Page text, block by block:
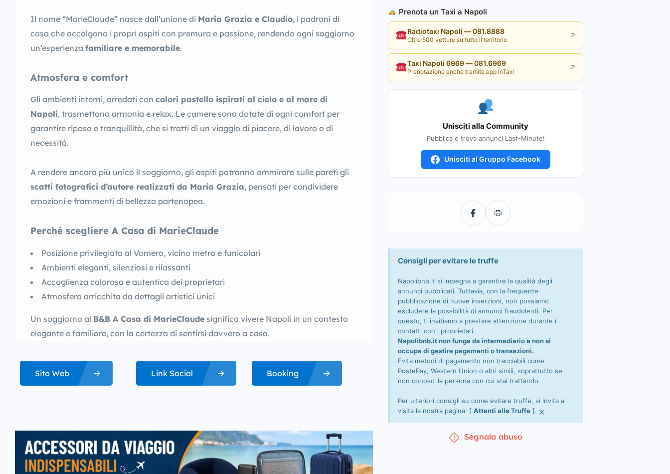
Il nome “MarieClaude” nasce dall’unione di Maria Grazia e Claudio, i padroni di
casa che accolgono i propri ospiti con premura e passione, rendendo ogni soggiorno
un’esperienza familiare e memorabile.
Atmosfera e comfort
Gli ambienti interni, arredati con colori pastello ispirati al cielo e al mare di
Napoli, trasmettono armonia e relax. Le camere sono dotate di ogni comfort per
garantire riposo e tranquillità, che si tratti di un viaggio di piacere, di lavoro o di
necessità.
A rendere ancora più unico il soggiorno, gli ospiti potranno ammirare sulle pareti gli
scatti fotografici d’autore realizzati da Maria Grazia, pensati per condividere
emozioni e frammenti di bellezza partenopea.
Perché scegliere A Casa di MarieClaude
Posizione privilegiata al Vomero, vicino metro e funicolari
Ambienti eleganti, silenziosi e rilassanti
Accoglienza calorosa e autentica dei proprietari
Atmosfera arricchita da dettagli artistici unici
Un soggiorno al B&B A Casa di MarieClaude significa vivere Napoli in un contesto
elegante e familiare, con la certezza di sentirsi davvero a casa.
Sito Web Link Social Booking
Prenota un Taxi a Napoli
Radiotaxi Napoli — 081.8888
Oltre 500 vetture su tutto il territorio ↗
Taxi Napoli 6969 — 081.6969
Prenotazione anche tramite app InTaxi ↗
Unisciti alla Community
Pubblica e trova annunci Last-Minute!
Unisciti al Gruppo Facebook
Consigli per evitare le truffe
Napolibnb.it si impegna a garantire la qualità degli
annunci pubblicati. Tuttavia, con la frequente
pubblicazione di nuove inserzioni, non possiamo
escludere la possibilità di annunci fraudolenti. Per
questo, ti invitiamo a prestare attenzione durante i
contatti con i proprietari.
Napolibnb.it non funge da intermediario e non si
occupa di gestire pagamenti o transazioni.
Evita metodi di pagamento non tracciabili come
PostePay, Western Union o altri simili, soprattutto se
non conosci la persona con cui stai trattando.
Per ulteriori consigli su come evitare truffe, si invita a
visita la nostra pagina: [Attenti alle Truffe ]. ×
Segnala abuso